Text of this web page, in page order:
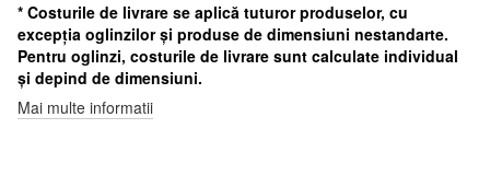
* Costurile de livrare se aplică tuturor produselor, cu
excepția oglinzilor și produse de dimensiuni nestandarte.
Pentru oglinzi, costurile de livrare sunt calculate individual
și depind de dimensiuni.
Mai multe informatii